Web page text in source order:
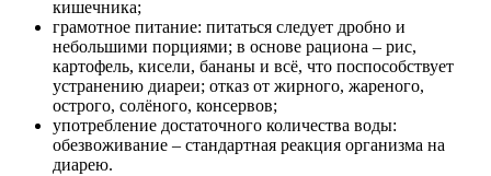
кишечника;
грамотное питание: питаться следует дробно и
небольшими порциями; в основе рациона – рис,
картофель, кисели, бананы и всё, что поспособствует
устранению диареи; отказ от жирного, жареного,
острого, солёного, консервов;
употребление достаточного количества воды:
обезвоживание – стандартная реакция организма на
диарею.